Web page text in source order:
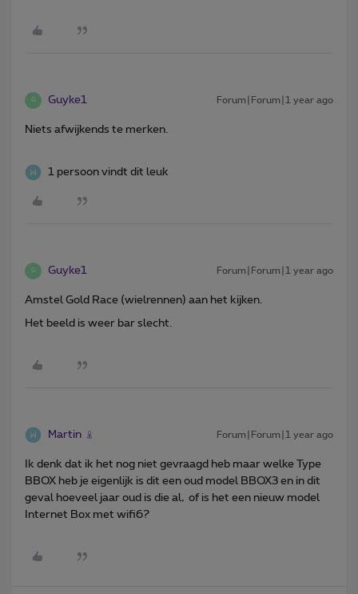
G Guyke1 Forum|Forum|1 year ago
Niets afwijkends te merken.
1 persoon vindt dit leuk
G Guyke1 Forum|Forum|1 year ago
Amstel Gold Race (wielrennen) aan het kijken.
Het beeld is weer bar slecht.
Martin Forum|Forum|1 year ago
Ik denk dat ik het nog niet gevraagd heb maar welke Type
BBOX heb je eigenlijk is dit een oud model BBOX3 en in dit
geval hoeveel jaar oud is die al, of is het een nieuw model
Internet Box met wifi6?